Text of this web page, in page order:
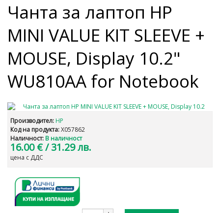
Чанта за лаптоп HP
MINI VALUE KIT SLEEVE +
MOUSE, Display 10.2"
WU810AA for Notebook
Производител: HP
Код на продукта:X057862
Наличност: В наличност
16.00 €/ 31.29 лв.
цена с ДДС